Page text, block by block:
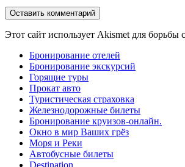
Этот сайт использует Akismet для борьбы
Бронирование отелей
Бронирование экскурсий
Горящие туры
Прокат авто
Туристическая страховка
Железнодорожные билеты
Бронирование круизов-онлайн.
Окно в мир Ваших грёз
Моря и Реки
Автобусные билеты
Destination